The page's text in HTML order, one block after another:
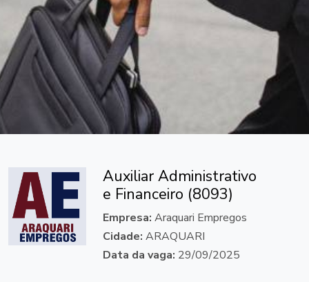
Auxiliar Administrativo
e Financeiro (8093)
Empresa:Araquari Empregos
Cidade:ARAQUARI
Data da vaga: 29/09/2025